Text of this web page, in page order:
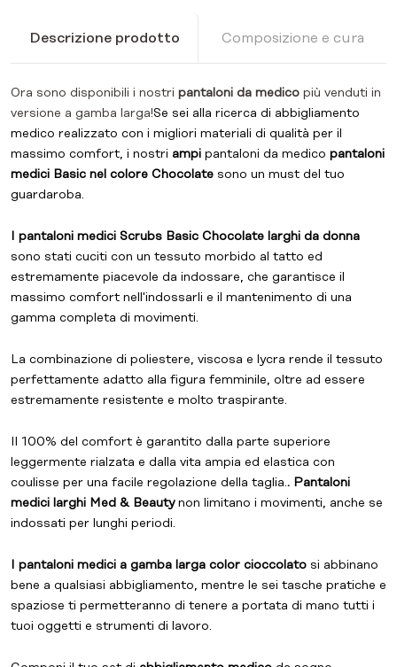
Descrizione prodotto Composizione e cura
Ora sono disponibili i nostri pantaloni da medico più venduti in
versione a gamba larga!Se sei alla ricerca di abbigliamento
medico realizzato con i migliori materiali di qualità per il
massimo comfort, i nostri ampi pantaloni da medico pantaloni
medici Basic nel colore Chocolate sono un must del tuo
guardaroba.
I pantaloni medici Scrubs Basic Chocolate larghi da donna
sono stati cuciti con un tessuto morbido al tatto ed
estremamente piacevole da indossare, che garantisce il
massimo comfort nell'indossarli e il mantenimento di una
gamma completa di movimenti.
La combinazione di poliestere, viscosa e lycra rende il tessuto
perfettamente adatto alla figura femminile, oltre ad essere
estremamente resistente e molto traspirante.
Il 100% del comfort è garantito dalla parte superiore
leggermente rialzata e dalla vita ampia ed elastica con
coulisse per una facile regolazione della taglia.. Pantaloni
medici larghi Med & Beautynon limitano i movimenti, anche se
indossati per lunghi periodi.
I pantaloni medici a gamba larga color cioccolato si abbinano
bene a qualsiasi abbigliamento, mentre le sei tasche pratiche e
spaziose ti permetteranno di tenere a portata di mano tutti i
tuoi oggetti e strumenti di lavoro.